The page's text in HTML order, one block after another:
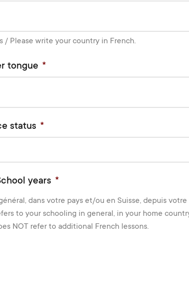
/ Please write your country in French.
tongue *
status *
years *
dans votre pays et/ou en Suisse, depuis
to your schooling in general, in your home
NOT refer to additional French lessons.